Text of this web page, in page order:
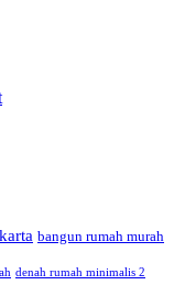
bangun rumah murah
denah rumah minimalis 2